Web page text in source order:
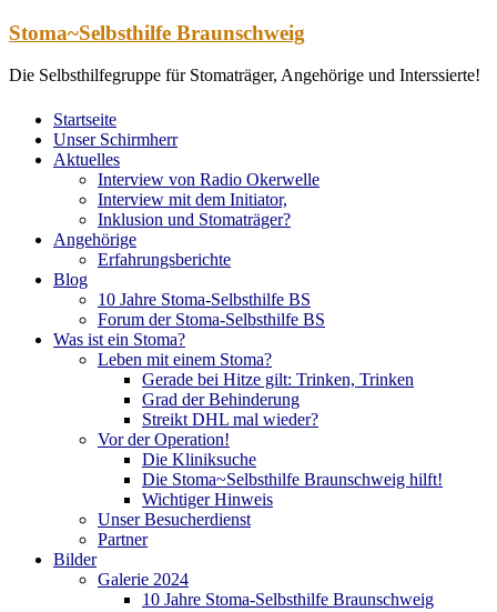
Zum
springen
Stoma~Selbsthilfe Braunschweig
Die Selbsthilfegruppe für Stomaträger, Angehörige und Interssierte!
Startseite
Unser Schirmherr
Aktuelles
Interview von Radio Okerwelle
Interview mit dem Initiator,
Inklusion und Stomaträger?
Angehörige
Erfahrungsberichte
Blog
10 Jahre Stoma-Selbsthilfe BS
Forum der Stoma-Selbsthilfe BS
Was ist ein Stoma?
Leben mit einem Stoma?
Gerade bei Hitze gilt: Trinken, Trinken
Grad der Behinderung
Streikt DHL mal wieder?
Vor der Operation!
Die Kliniksuche
Die Stoma~Selbsthilfe Braunschweig hilft!
Wichtiger Hinweis
Unser Besucherdienst
Partner
Bilder
Galerie 2024
10 Jahre Stoma-Selbsthilfe Braunschweig